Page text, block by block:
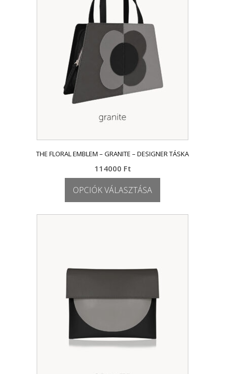
változatok
termékoldalon
választhatók
THE FLORAL EMBLEM – GRANITE – DESIGNER TÁSKA
114000 Ft
OPCIÓK VÁLASZTÁSA
a
A
termékoldalon
választhatók